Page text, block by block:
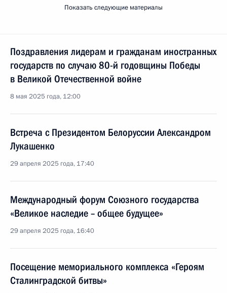
Показать следующие материалы
Поздравления лидерам и гражданам иностранных
государств по случаю 80-й годовщины Победы
в Великой Отечественной войне
8 мая 2025 года, 12:00
Встреча с Президентом Белоруссии Александром
Лукашенко
29 апреля 2025 года, 17:40
Международный форум Союзного государства
«Великое наследие – общее будущее»
29 апреля 2025 года, 16:40
Посещение мемориального комплекса «Героям
Сталинградской битвы»